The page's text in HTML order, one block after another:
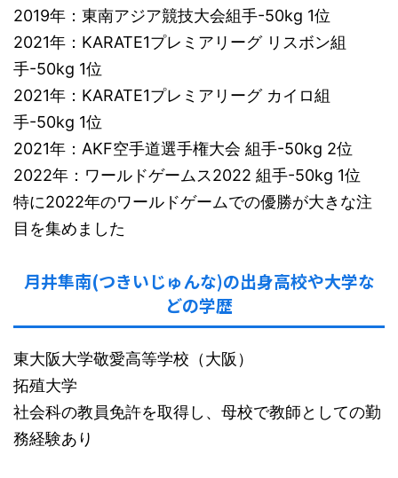
2019年：東南アジア競技大会組手-50kg 1位
2021年：KARATE1プレミアリーグ リスボン組
手-50kg 1位
2021年：KARATE1プレミアリーグ カイロ組
手-50kg 1位
2021年：AKF空手道選手権大会 組手-50kg 2位
2022年：ワールドゲームス2022 組手-50kg 1位
特に2022年のワールドゲームでの優勝が大きな注
目を集めました
月井隼南(つきいじゅんな)の出身高校や大学な
どの学歴
東大阪大学敬愛高等学校（大阪）
拓殖大学
社会科の教員免許を取得し、母校で教師としての勤
務経験あり